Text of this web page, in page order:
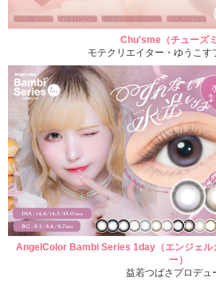
Chu'sme（チューズミ
モテクリエイター・ゆうこす
AngelColor Bambi Series 1day（エンジェル
ー）
益若つばさプロデュ